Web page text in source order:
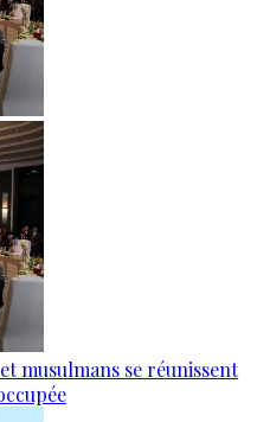
musulmans se réunissent